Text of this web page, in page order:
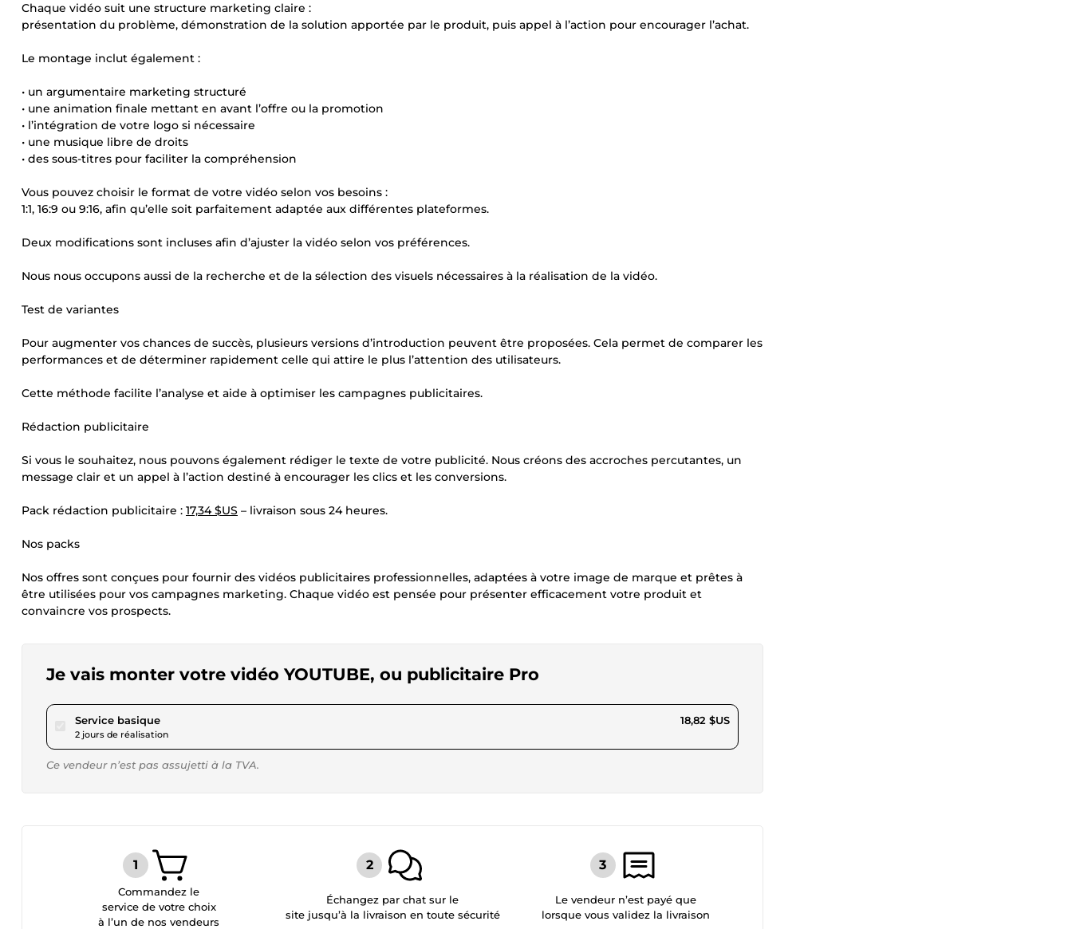
Chaque vidéo suit une structure marketing claire :
présentation du problème, démonstration de la solution apportée par le produit, puis appel à l’action pour encourager l’achat.
Le montage inclut également :
• un argumentaire marketing structuré
• une animation finale mettant en avant l’offre ou la promotion
• l’intégration de votre logo si nécessaire
• une musique libre de droits
• des sous-titres pour faciliter la compréhension
Vous pouvez choisir le format de votre vidéo selon vos besoins :
1:1, 16:9 ou 9:16, afin qu’elle soit parfaitement adaptée aux différentes plateformes.
Deux modifications sont incluses afin d’ajuster la vidéo selon vos préférences.
Nous nous occupons aussi de la recherche et de la sélection des visuels nécessaires à la réalisation de la vidéo.
Test de variantes
Pour augmenter vos chances de succès, plusieurs versions d’introduction peuvent être proposées. Cela permet de comparer les
performances et de déterminer rapidement celle qui attire le plus l’attention des utilisateurs.
Cette méthode facilite l’analyse et aide à optimiser les campagnes publicitaires.
Rédaction publicitaire
Si vous le souhaitez, nous pouvons également rédiger le texte de votre publicité. Nous créons des accroches percutantes, un
message clair et un appel à l’action destiné à encourager les clics et les conversions.
Pack rédaction publicitaire : 17,34 $US – livraison sous 24 heures.
Nos packs
Nos offres sont conçues pour fournir des vidéos publicitaires professionnelles, adaptées à votre image de marque et prêtes à
être utilisées pour vos campagnes marketing. Chaque vidéo est pensée pour présenter efficacement votre produit et
convaincre vos prospects.
Je vais monter votre vidéo YOUTUBE, ou publicitaire Pro
Service basiquepour 17,34 $US
2 jours de réalisation
18,82 $US
Ce vendeur n’est pas assujetti à la TVA.
Commandez le
service de votre choix
à l’un de nos vendeurs
Échangez par chat sur le
site jusqu’à la livraison en toute sécurité
Le vendeur n’est payé que
lorsque vous validez la livraison